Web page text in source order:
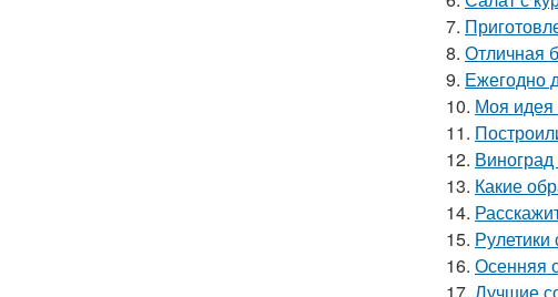
7.
8. Отличная
9. Ежегодно
10. Моя идея
11.
12.
13. Какие
14.
15.
16. Осенняя